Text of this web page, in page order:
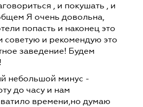
, и покушать , и
Я очень довольна,
попасть и наконец это
советую и рекомендую это
заведение! Будем
небольшой минус -
до часу и нам
времени,но думаю